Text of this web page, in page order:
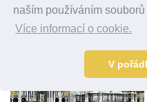
naším používáním souborů
Více informací o cookie.
V